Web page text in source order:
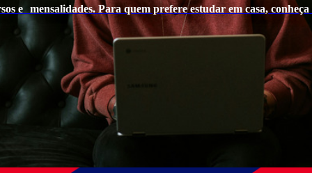
e mensalidades. Para quem prefere estudar em casa,